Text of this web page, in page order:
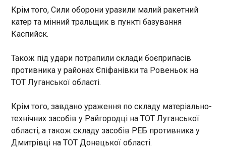
посаду, створену для взаємодії з білоруською
опозицією. Про це повідомив сам Чорногор, а
Європейська правда розповіла подробиці.
ЧИТАТЬ
Норвезьку принцесу госпіталізували
14:51:18
У п’ятницю, 15 травня, у Норвегії госпіталізували
представники Королівського дому, пише
"Європейська правда". Як зазначається,
принцеса Астрід була госпіталізована до лікарні
"Rikshospitalet" в Осло через серцеву
недостатність.
Крім того, Сили оборони уразили малий ракетний
катер та мінний тральщик в пункті базування
Каспийск.
Також під удари потрапили склади боєприпасів
противника у районах Єпіфанівки та Ровеньок на
ТОТ Луганської області.
Крім того, завдано ураження по складу матеріально-
технічних засобів у Райгородці на ТОТ Луганської
області, а також складу засобів РЕБ противника у
Дмитрівці на ТОТ Донецької області.